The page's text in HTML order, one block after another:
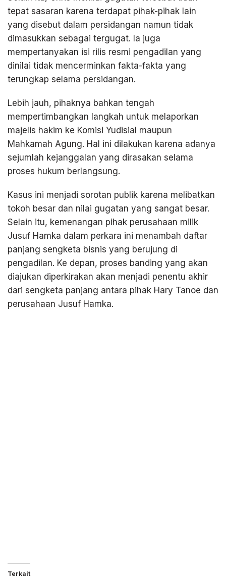
tepat sasaran karena terdapat pihak-pihak lain
yang disebut dalam persidangan namun tidak
dimasukkan sebagai tergugat. Ia juga
mempertanyakan isi rilis resmi pengadilan yang
dinilai tidak mencerminkan fakta-fakta yang
terungkap selama persidangan.
Lebih jauh, pihaknya bahkan tengah
mempertimbangkan langkah untuk melaporkan
majelis hakim ke Komisi Yudisial maupun
Mahkamah Agung. Hal ini dilakukan karena adanya
sejumlah kejanggalan yang dirasakan selama
proses hukum berlangsung.
Kasus ini menjadi sorotan publik karena melibatkan
tokoh besar dan nilai gugatan yang sangat besar.
Selain itu, kemenangan pihak perusahaan milik
Jusuf Hamka dalam perkara ini menambah daftar
panjang sengketa bisnis yang berujung di
pengadilan. Ke depan, proses banding yang akan
diajukan diperkirakan akan menjadi penentu akhir
dari sengketa panjang antara pihak Hary Tanoe dan
perusahaan Jusuf Hamka.
Terkait